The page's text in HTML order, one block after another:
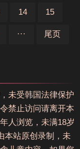
14 15
··· 尾页
未受韩国法律保护
禁止访问请离开本
人浏览，未满18岁
本站原创录制，未